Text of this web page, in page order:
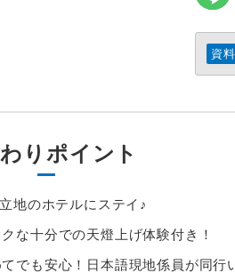
資
りポイント
地のホテルにステイ♪
な十分での天燈上げ体験付き！
でも安心！日本語現地係員が同行